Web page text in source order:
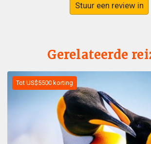
Stuur een review in
Gerelateerde
Tot US$5500 korting